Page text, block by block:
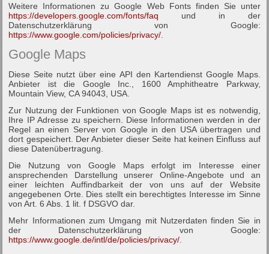
Weitere Informationen zu Google Web Fonts finden Sie unter
https://developers.google.com/fonts/faq und in der
Datenschutzerklärung von Google:
https://www.google.com/policies/privacy/
Google Maps
Diese Seite nutzt über eine API den Kartendienst Google Maps.
Anbieter ist die Google Inc., 1600 Amphitheatre Parkway,
Mountain View, CA 94043, USA.
Zur Nutzung der Funktionen von Google Maps ist es notwendig,
Ihre IP Adresse zu speichern. Diese Informationen werden in der
Regel an einen Server von Google in den USA übertragen und
dort gespeichert. Der Anbieter dieser Seite hat keinen Einfluss auf
diese Datenübertragung.
Die Nutzung von Google Maps erfolgt im Interesse einer
ansprechenden Darstellung unserer Online-Angebote und an
einer leichten Auffindbarkeit der von uns auf der Website
angegebenen Orte. Dies stellt ein berechtigtes Interesse im Sinne
von Art. 6 Abs. 1 lit. f DSGVO dar.
Mehr Informationen zum Umgang mit Nutzerdaten finden Sie in
der Datenschutzerklärung von Google:
https://www.google.de/intl/de/policies/privacy/